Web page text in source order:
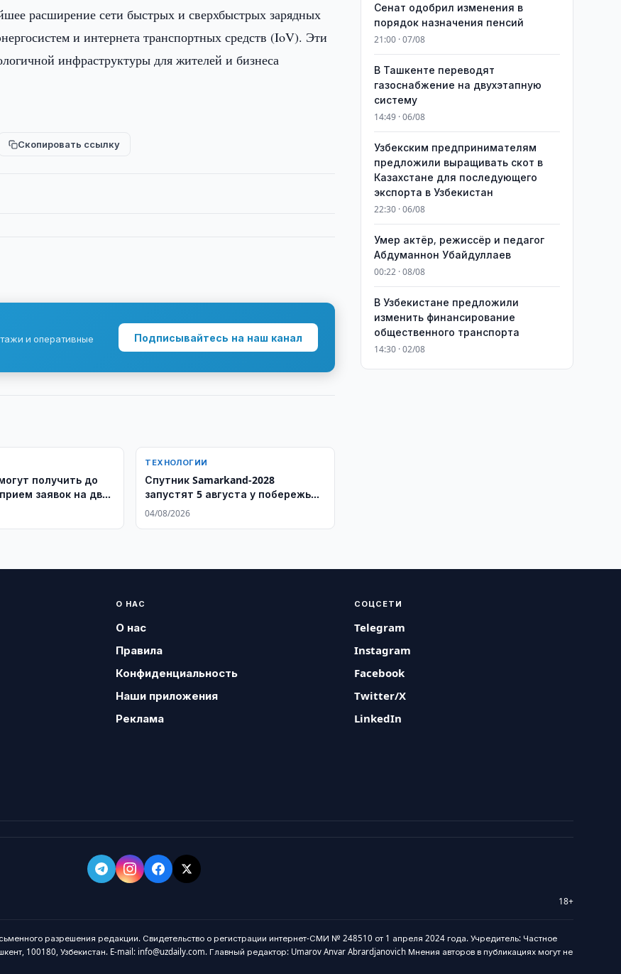
расширение сети быстрых и сверхбыстрых зарядных
и интернета транспортных средств (IoV). Эти
инфраструктуры для жителей и бизнеса
Скопировать ссылку
и оперативные
Подписывайтесь на наш канал
получить до
заявок на два
конкурса
ТЕХНОЛОГИИ
Спутник Samarkand-2028
запустят 5 августа у побережья
Китая
04/08/2026
Сенат одобрил изменения в
порядок назначения пенсий
21:00 · 07/08
В Ташкенте переводят
газоснабжение на двухэтапную
систему
14:49 · 06/08
Узбекским предпринимателям
предложили выращивать скот в
Казахстане для последующего
экспорта в Узбекистан
22:30 · 06/08
Умер актёр, режиссёр и педагог
Абдуманнон Убайдуллаев
00:22 · 08/08
В Узбекистане предложили
изменить финансирование
общественного транспорта
14:30 · 02/08
О НАС
О нас
Правила
Конфиденциальность
Наши приложения
Реклама
СОЦСЕТИ
Telegram
Instagram
Facebook
Twitter/X
LinkedIn
18+
разрешения редакции. Свидетельство о регистрации интернет-СМИ № 248510 от 1 апреля 2024 года. Учредитель: Частное
100180, Узбекистан. E-mail: info@uzdaily.com. Главный редактор: Umarov Anvar Abrardjanovich Мнения авторов в публикациях могут не